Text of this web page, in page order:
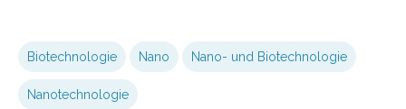
Biotechnologie Nano Nano- und Biotechnologie
Nanotechnologie